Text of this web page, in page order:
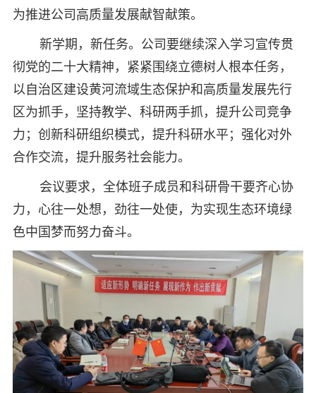
为推进公司高质量发展献智献策。
新学期，新任务。公司要继续深入学习宣传贯
彻党的二十大精神，紧紧围绕立德树人根本任务，
以自治区建设黄河流域生态保护和高质量发展先行
区为抓手，坚持教学、科研两手抓，提升公司竞争
力；创新科研组织模式，提升科研水平；强化对外
合作交流，提升服务社会能力。
会议要求，全体班子成员和科研骨干要齐心协
力，心往一处想，劲往一处使，为实现生态环境绿
色中国梦而努力奋斗。